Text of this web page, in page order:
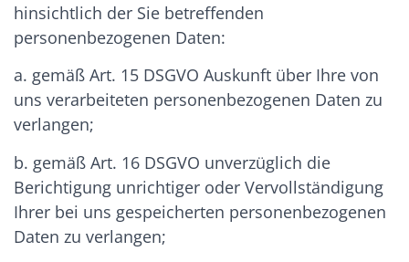
hinsichtlich der Sie betreffenden
personenbezogenen Daten:
a. gemäß Art. 15 DSGVO Auskunft über Ihre von
uns verarbeiteten personenbezogenen Daten zu
verlangen;
b. gemäß Art. 16 DSGVO unverzüglich die
Berichtigung unrichtiger oder Vervollständigung
Ihrer bei uns gespeicherten personenbezogenen
Daten zu verlangen;